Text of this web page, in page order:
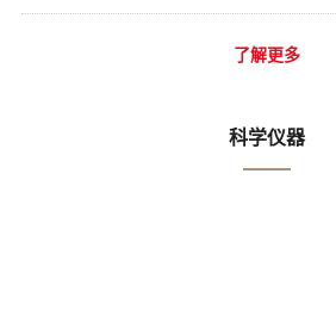
了解更多
科学仪器